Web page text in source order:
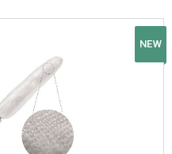
NEW